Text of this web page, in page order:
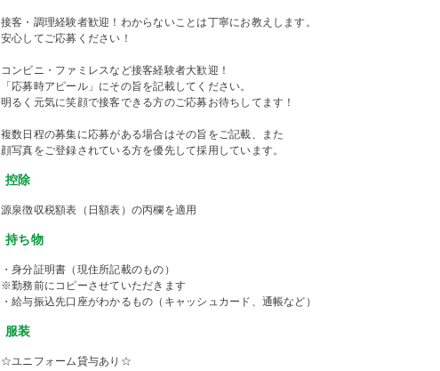
接客・調理経験者歓迎！わからないことは丁寧にお教えします。
安心してご応募ください！
コンビニ・ファミレスなど接客経験者大歓迎！
「応募時アピール」にその旨を記載してください。
明るく元気に笑顔で接客できる方のご応募お待ちしてます！
複数日程の募集に応募がある場合はその旨をご記載、また
顔写真をご登録されている方を優先して採用しています。
控除
源泉徴収税額表（日額表）の丙欄を適用
持ち物
・身分証明書（現住所記載のもの）
※勤務前にコピーさせていただきます
・給与振込先口座がわかるもの（キャッシュカード、通帳など）
服装
☆ユニフォーム貸与あり☆